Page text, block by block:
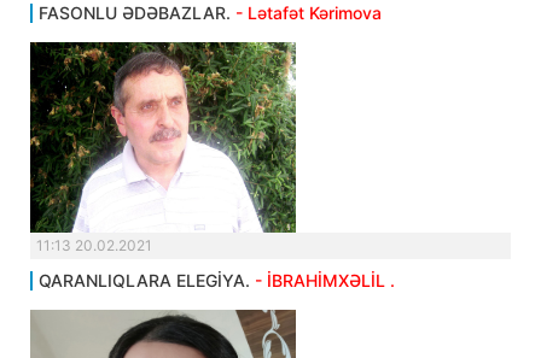
FASONLU ƏDƏBAZLAR. - Lətafət Kərimova
11:13 20.02.2021
QARANLIQLARA ELEGİYA. - İBRAHİMXƏLİL .